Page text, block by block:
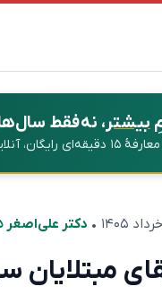
بیشتر، نه فقط
رایگان، آنلاین
•دکتر علی‌اصغر